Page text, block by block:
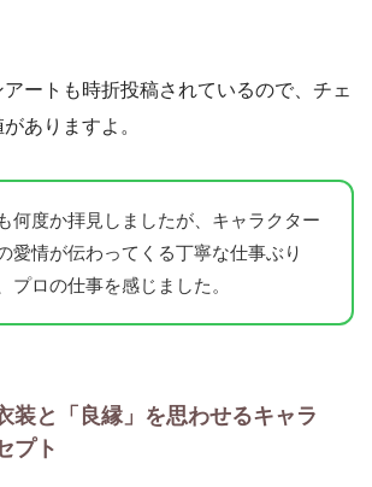
ートも時折投稿されているので、チェ
ありますよ。
何度か拝見しましたが、キャラクター
愛情が伝わってくる丁寧な仕事ぶり
プロの仕事を感じました。
装と「良縁」を思わせるキャラ
プト